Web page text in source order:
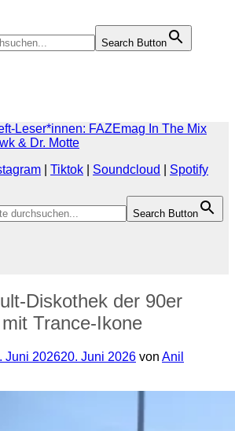
Search Button
Search Button
Leser*innen: FAZEmag In The Mix
& Dr. Motte
Tiktok Soundcloud
Spotify
Diskothek der 90er
Trance-Ikone
Juni 202620. Juni 2026 von Anil